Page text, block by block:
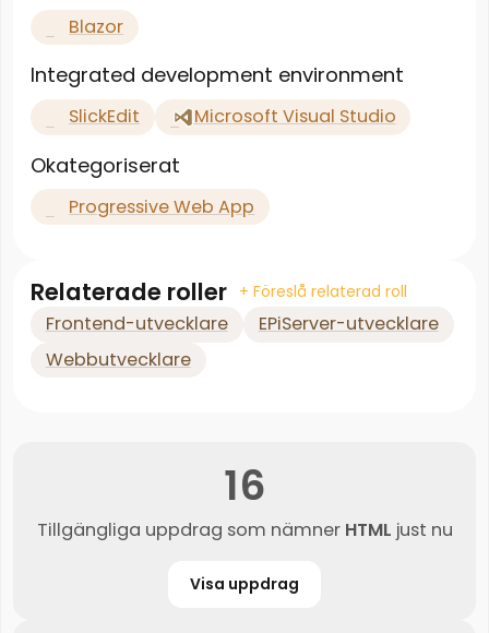
Blazor
Integrated development environment
SlickEdit Microsoft Visual Studio
Okategoriserat
Progressive Web App
Relaterade roller + Föreslå relaterad roll
Frontend-utvecklare
EPiServer-utvecklare
Webbutvecklare
16
Tillgängliga uppdrag som nämner HTML just nu
Visa uppdrag